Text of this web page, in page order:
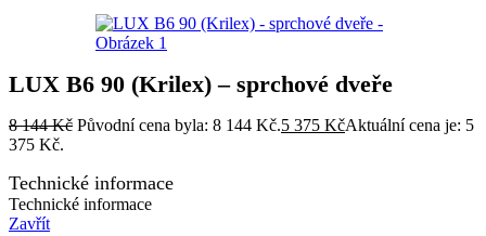
LUX B6 90 (Krilex) – sprchové dveře
8 144Kč Původní cena byla: 8 144 Kč.5 375 KčAktuální cena je: 5
375 Kč.
Technické informace
Technické informace
Zavřít